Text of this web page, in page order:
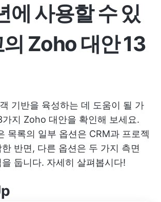
사용할 수 있
의 Zoho 대안 13
기반을 육성하는 데 도움이 될 가
가지 Zoho 대안을 확인해 보세요.
목록의 일부 옵션은 CRM과 프로젝
반면, 다른 옵션은 두 가지 측면
둡니다. 자세히 살펴봅시다!